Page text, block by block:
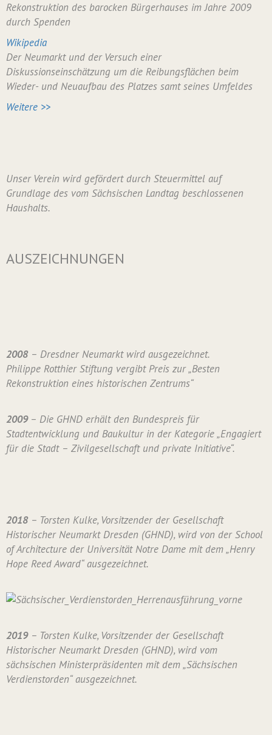
Rekonstruktion des barocken Bürgerhauses im Jahre 2009
durch Spenden
Wikipedia
Der Neumarkt und der Versuch einer
Diskussionseinschätzung um die Reibungsflächen beim
Wieder- und Neuaufbau des Platzes samt seines Umfeldes
Weitere >>
Unser Verein wird gefördert durch Steuermittel auf
Grundlage des vom Sächsischen Landtag beschlossenen
Haushalts.
AUSZEICHNUNGEN
2008– Dresdner Neumarkt wird ausgezeichnet.
Philippe Rotthier Stiftung vergibt Preis zur „Besten
Rekonstruktion eines historischen Zentrums“
2009 – Die GHND erhält den Bundespreis für
Stadtentwicklung und Baukultur in der Kategorie „Engagiert
für die Stadt – Zivilgesellschaft und private Initiative“.
2018– Torsten Kulke, Vorsitzender der Gesellschaft
Historischer Neumarkt Dresden (GHND), wird von der School
of Architecture der Universität Notre Dame mit dem „Henry
Hope Reed Award“ ausgezeichnet.
2019– Torsten Kulke, Vorsitzender der Gesellschaft
Historischer Neumarkt Dresden (GHND), wird vom
sächsischen Ministerpräsidenten mit dem „Sächsischen
Verdienstorden“ ausgezeichnet.